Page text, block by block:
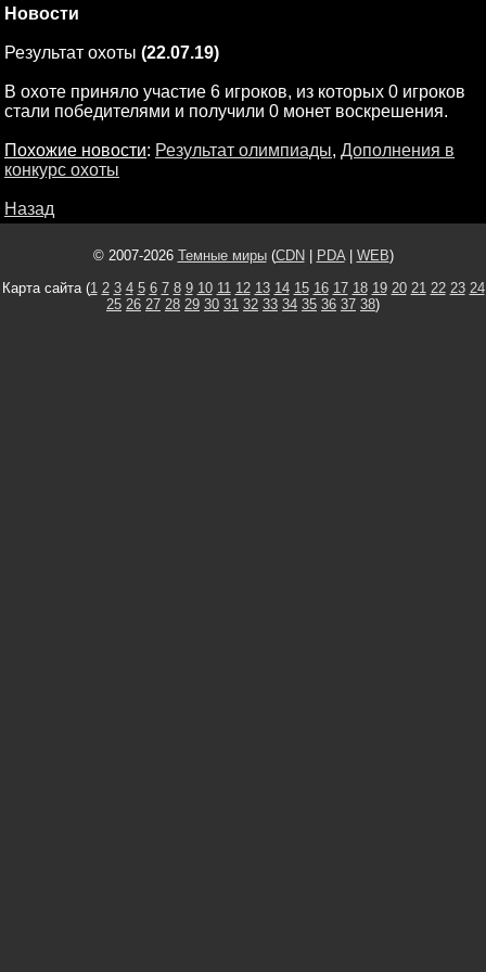
Новости
Результат охоты (22.07.19)
В охоте приняло участие 6 игроков, из которых 0 игроков
стали победителями и получили 0 монет воскрешения.
Похожие новости: Результат олимпиады, Дополнения в
конкурс охоты
Назад
© 2007-2026 Темные миры(CDN PDA| WEB)
Карта сайта (1 2 3 4 5 6 7 8 9 10 11 12 13 14 15 16 17 18 19 20 21 22 23 24
25 26 27 28 29 30 31 32 33 34 35 36 37 38)